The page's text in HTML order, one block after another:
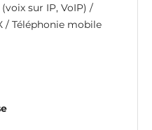
sur IP, VoIP) /
/ Téléphonie mobile